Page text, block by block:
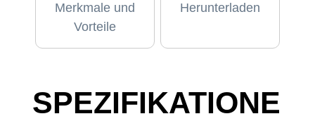
Merkmale und
Vorteile
Herunterladen
SPEZIFIKATIONE